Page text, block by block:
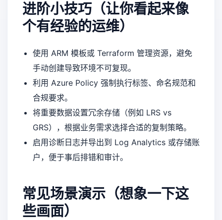
进阶小技巧（让你看起来像
个有经验的运维）
使用 ARM 模板或 Terraform 管理资源，避免
手动创建导致环境不可复现。
利用 Azure Policy 强制执行标签、命名规范和
合规要求。
将重要数据设置冗余存储（例如 LRS vs
GRS），根据业务需求选择合适的复制策略。
启用诊断日志并导出到 Log Analytics 或存储账
户，便于事后排错和审计。
常见场景演示（想象一下这
些画面）